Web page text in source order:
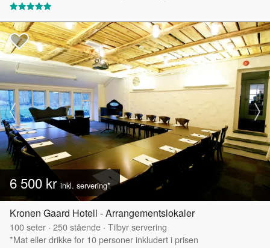
6 500 kr inkl. servering*
Kronen Gaard Hotell - Arrangementslokaler
100seter · 250stående · Tilbyr servering
*Mat eller drikke for 10 personer inkludert i prisen